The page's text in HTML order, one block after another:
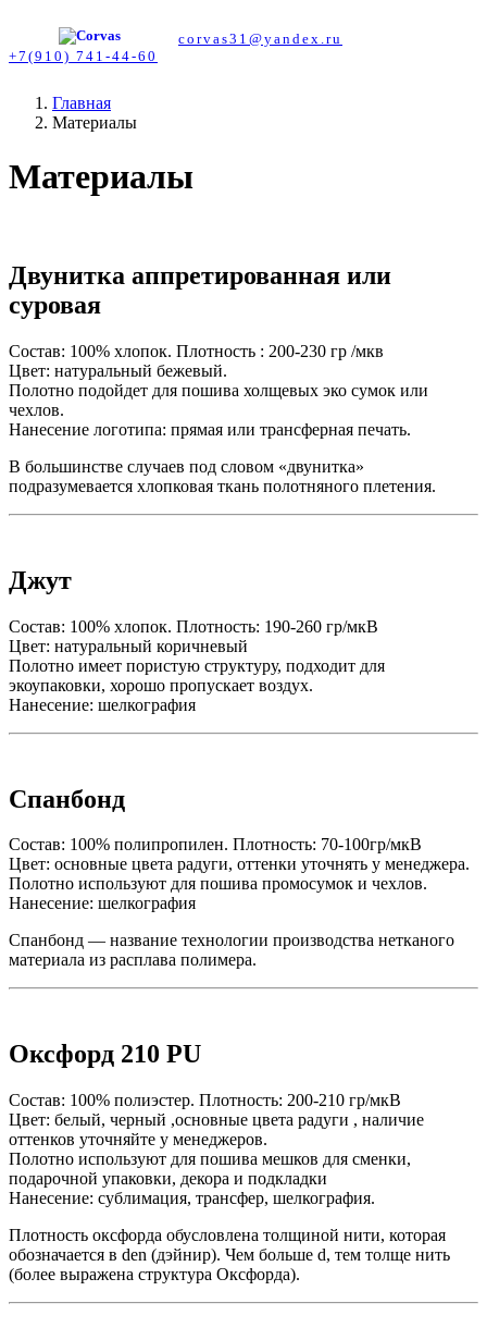
corvas31@yandex.ru
+7(910) 741-44-60
Главная
Материалы
Материалы
Двунитка аппретированная или
суровая
Состав: 100% хлопок. Плотность : 200-230 гр /мкв
Цвет: натуральный бежевый.
Полотно подойдет для пошива холщевых эко сумок или
чехлов.
Нанесение логотипа: прямая или трансферная печать.
В большинстве случаев под словом «двунитка»
подразумевается хлопковая ткань полотняного плетения.
Джут
Состав: 100% хлопок. Плотность: 190-260 гр/мкВ
Цвет: натуральный коричневый
Полотно имеет пористую структуру, подходит для
экоупаковки, хорошо пропускает воздух.
Нанесение: шелкография
Спанбонд
Состав: 100% полипропилен. Плотность: 70-100гр/мкВ
Цвет: основные цвета радуги, оттенки уточнять у менеджера.
Полотно используют для пошива промосумок и чехлов.
Нанесение: шелкография
Спанбонд — название технологии производства нетканого
материала из расплава полимера.
Оксфорд 210 PU
Состав: 100% полиэстер. Плотность: 200-210 гр/мкВ
Цвет: белый, черный ,основные цвета радуги , наличие
оттенков уточняйте у менеджеров.
Полотно используют для пошива мешков для сменки,
подарочной упаковки, декора и подкладки
Нанесение: сублимация, трансфер, шелкография.
Плотность оксфорда обусловлена толщиной нити, которая
обозначается в den (дэйнир). Чем больше d, тем толще нить
(более выражена структура Оксфорда).